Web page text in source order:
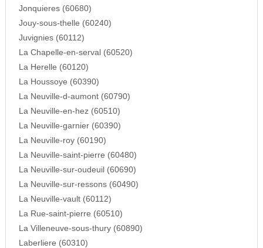
Jonquieres (60680)
Jouy-sous-thelle (60240)
Juvignies (60112)
La Chapelle-en-serval (60520)
La Herelle (60120)
La Houssoye (60390)
La Neuville-d-aumont (60790)
La Neuville-en-hez (60510)
La Neuville-garnier (60390)
La Neuville-roy (60190)
La Neuville-saint-pierre (60480)
La Neuville-sur-oudeuil (60690)
La Neuville-sur-ressons (60490)
La Neuville-vault (60112)
La Rue-saint-pierre (60510)
La Villeneuve-sous-thury (60890)
Laberliere (60310)